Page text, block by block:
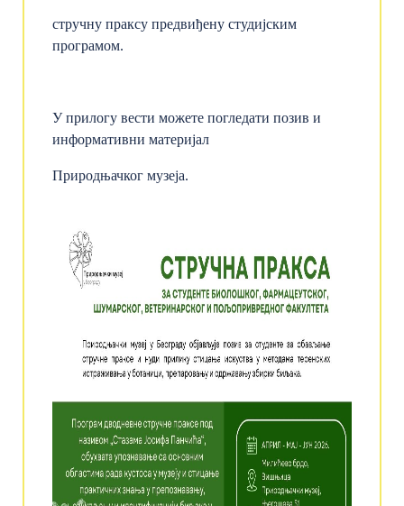
стручну праксу предвиђену студијским
програмом.
У прилогу вести можете погледати позив и
информативни материјал
Природњачког музеја.